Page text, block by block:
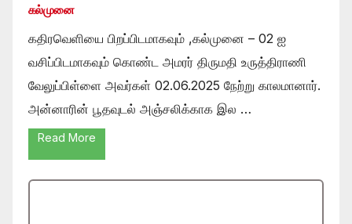
கல்முனை
கதிரவெளியை பிறப்பிடமாகவும் ,கல்முனை – 02 ஐ
வசிப்பிடமாகவும் கொண்ட அமரர் திருமதி உருத்திராணி
வேலுப்பிள்ளை அவர்கள் 02.06.2025 நேற்று காலமானார்.
அன்னாரின் பூதவுடல் அஞ்சலிக்காக இல …
Read More